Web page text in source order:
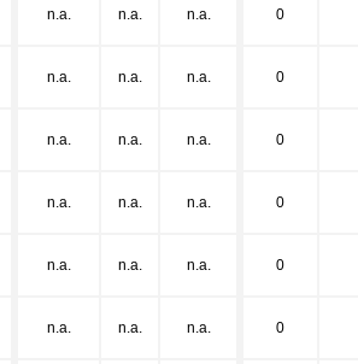
n.a. n.a. n.a. 0
n.a. n.a. n.a. 0
n.a. n.a. n.a. 0
n.a. n.a. n.a. 0
n.a. n.a. n.a. 0
n.a. n.a. n.a. 0